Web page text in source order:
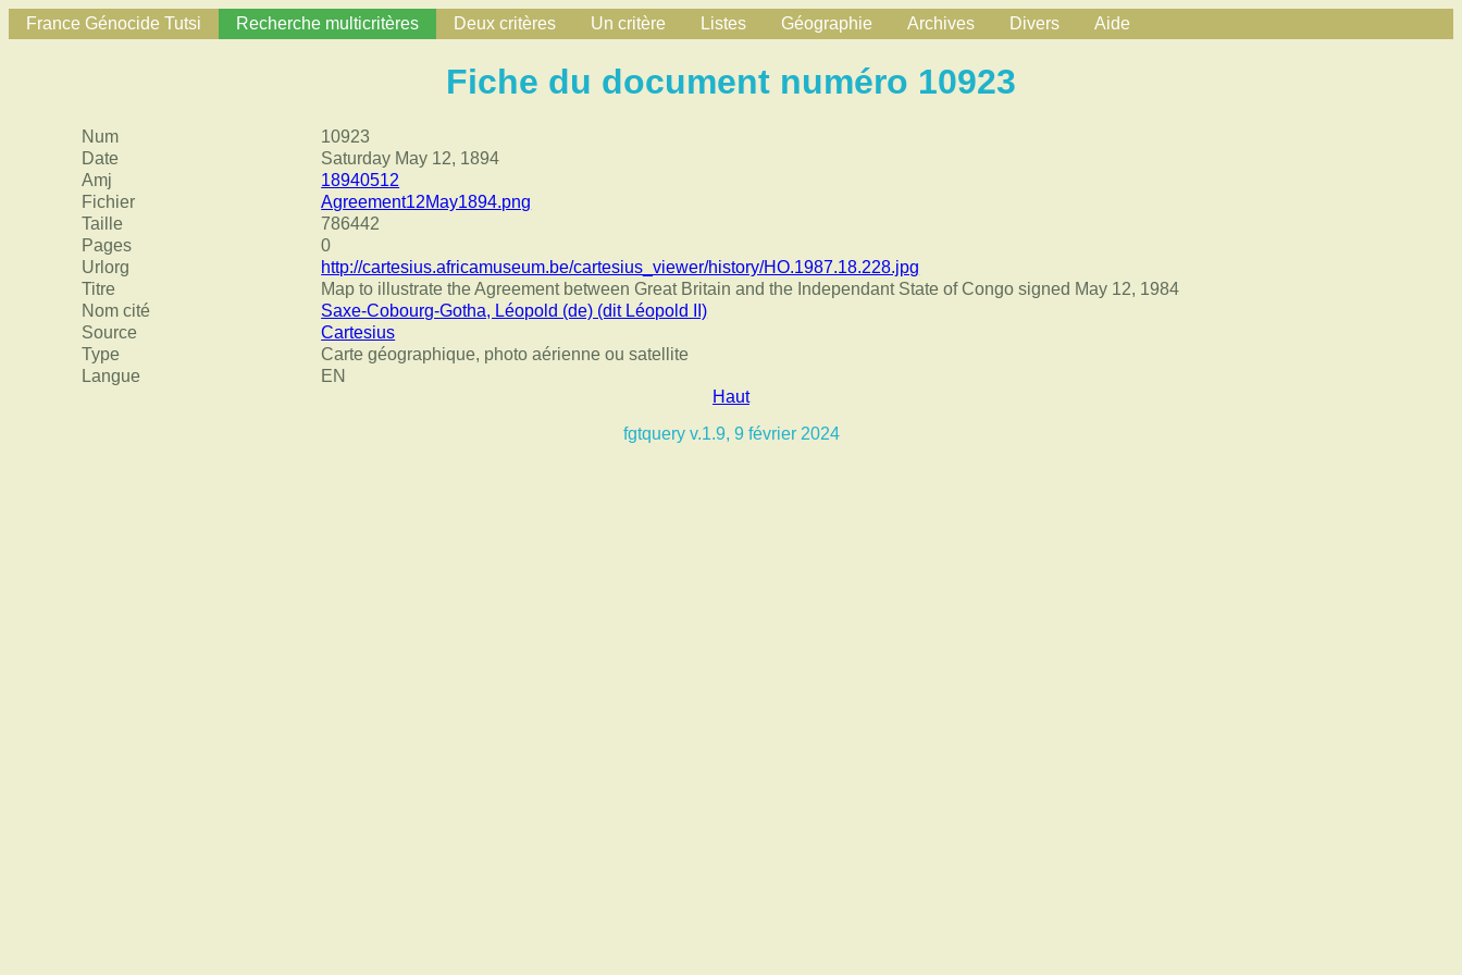
France Génocide Tutsi Recherche multicritères Deux critères Un critère Listes Géographie Archives Divers Aide
Fiche du document numéro 10923
Num
10923
Date
Saturday May 12, 1894
Amj
18940512
Fichier
Agreement12May1894.png
Taille
786442
Pages
0
Urlorg
http://cartesius.africamuseum.be/cartesius_viewer/history/HO.1987.18.228.jpg
Titre
Map to illustrate the Agreement between Great Britain and the Independant State of Congo signed May 12, 1984
Nom cité
Saxe-Cobourg-Gotha, Léopold (de) (dit Léopold II)
Source
Cartesius
Type
Carte géographique, photo aérienne ou satellite
Langue
EN
Haut
fgtquery v.1.9, 9 février 2024